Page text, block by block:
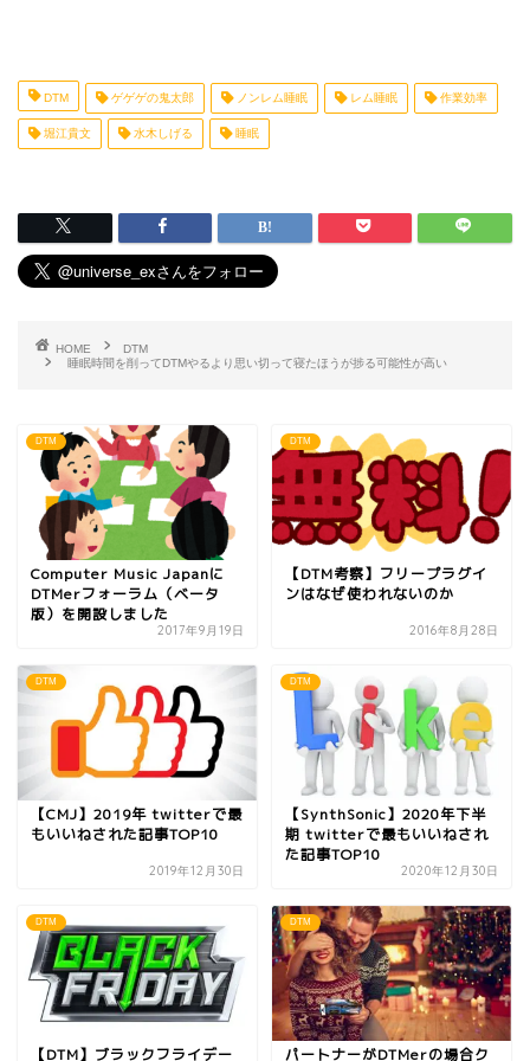
DTM ゲゲゲの鬼太郎 ノンレム睡眠 レム睡眠 作業効率
堀江貴文 水木しげる 睡眠
HOME
DTM
睡眠時間を削ってDTMやるより思い切って寝たほうが捗る可能性が高い
DTM
Computer Music Japanに
DTMerフォーラム（ベータ
版）を開設しました
2017年9月19日
DTM
【DTM考察】フリープラグイ
ンはなぜ使われないのか
2016年8月28日
DTM
【CMJ】2019年 twitterで最
もいいねされた記事TOP10
2019年12月30日
DTM
【SynthSonic】2020年下半
期 twitterで最もいいねされ
た記事TOP10
2020年12月30日
DTM
【DTM】ブラックフライデー
DTM
パートナーがDTMerの場合ク